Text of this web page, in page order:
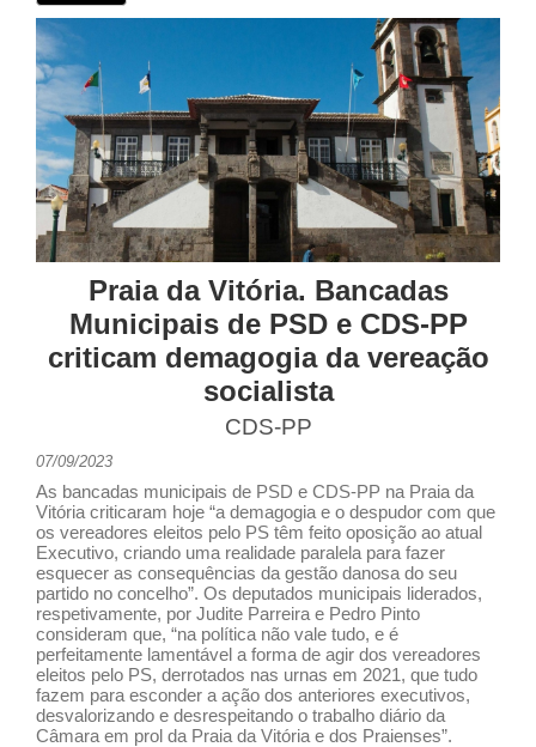
Praia da Vitória. Bancadas
Municipais de PSD e CDS-PP
criticam demagogia da vereação
socialista
CDS-PP
07/09/2023
As bancadas municipais de PSD e CDS-PP na Praia da
Vitória criticaram hoje “a demagogia e o despudor com que
os vereadores eleitos pelo PS têm feito oposição ao atual
Executivo, criando uma realidade paralela para fazer
esquecer as consequências da gestão danosa do seu
partido no concelho”. Os deputados municipais liderados,
respetivamente, por Judite Parreira e Pedro Pinto
consideram que, “na política não vale tudo, e é
perfeitamente lamentável a forma de agir dos vereadores
eleitos pelo PS, derrotados nas urnas em 2021, que tudo
fazem para esconder a ação dos anteriores executivos,
desvalorizando e desrespeitando o trabalho diário da
Câmara em prol da Praia da Vitória e dos Praienses”.